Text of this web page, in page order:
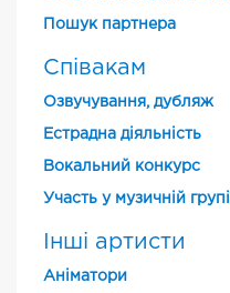
Пошук партнера
Співакам
Озвучування, дубляж
Естрадна діяльність
Вокальний конкурс
Участь у музичній групі
Інші артисти
Аніматори